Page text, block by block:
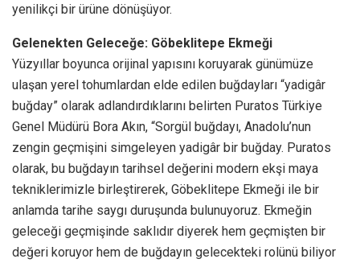
yenilikçi bir ürüne dönüşüyor.
Gelenekten Geleceğe: Göbeklitepe Ekmeği
Yüzyıllar boyunca orijinal yapısını koruyarak günümüze
ulaşan yerel tohumlardan elde edilen buğdayları “yadigâr
buğday” olarak adlandırdıklarını belirten Puratos Türkiye
Genel Müdürü Bora Akın, “Sorgül buğdayı, Anadolu’nun
zengin geçmişini simgeleyen yadigâr bir buğday. Puratos
olarak, bu buğdayın tarihsel değerini modern ekşi maya
tekniklerimizle birleştirerek, Göbeklitepe Ekmeği ile bir
anlamda tarihe saygı duruşunda bulunuyoruz. Ekmeğin
geleceği geçmişinde saklıdır diyerek hem geçmişten bir
değeri koruyor hem de buğdayın gelecekteki rolünü biliyor